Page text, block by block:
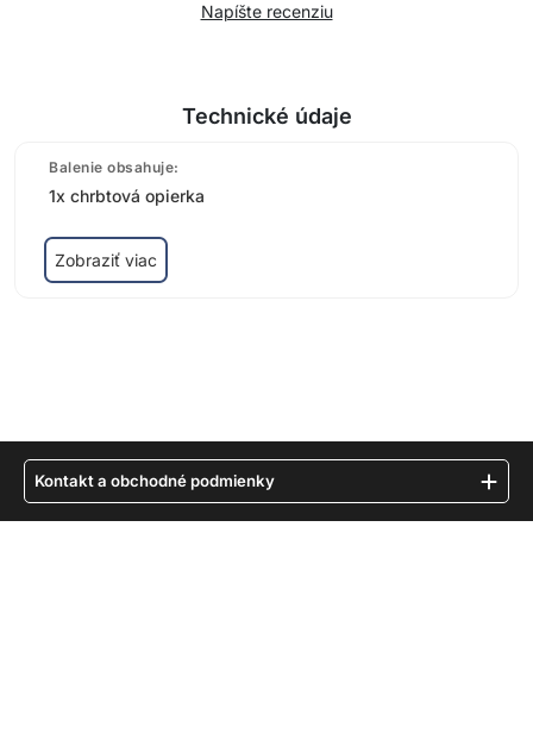
Napíšte recenziu
Technické údaje
Balenie obsahuje:
1x chrbtová opierka
Zobraziť viac
Kontakt a obchodné podmienky